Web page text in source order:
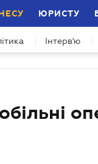
ЮРИСТУ
Інтерв'ю